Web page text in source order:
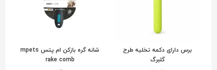
برس دارای دکمه تخلیه طرح
گلبرگ
شانه گره بازکن ام پتس mpets
rake comb